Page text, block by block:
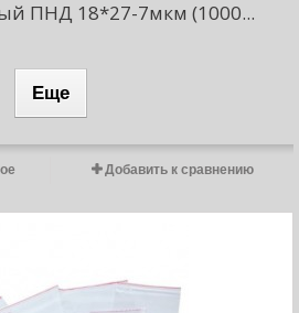
ПНД 18*27-7мкм (1000...
Еще
Добавить к сравнению